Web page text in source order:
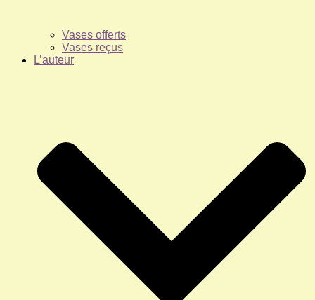
Vases offerts
Vases reçus
L’auteur